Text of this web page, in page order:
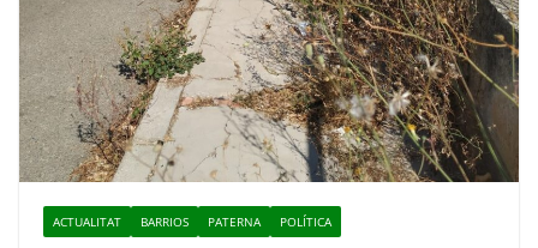
ACTUALITAT BARRIOS PATERNA POLÍTICA